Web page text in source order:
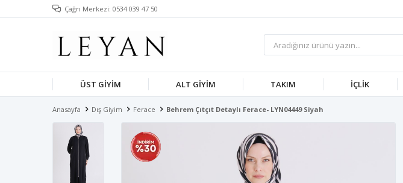
Çağrı Merkezi: 0534 039 47 50
ÜST GIYIM ALT GIYIM TAKIM İÇLIK
Anasayfa Dış Giyim Ferace Behrem Çıtçıt Detaylı Ferace- LYN04449 Siyah